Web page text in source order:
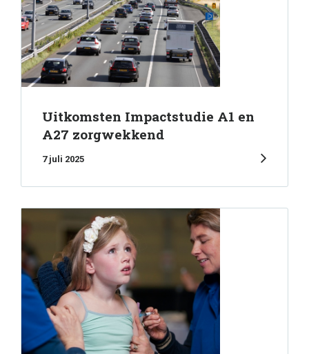
Uitkomsten Impactstudie A1 en
A27 zorgwekkend
7 juli 2025